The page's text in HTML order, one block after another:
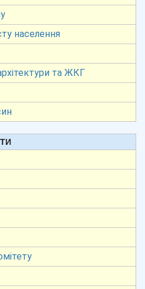
населення
та ЖКГ